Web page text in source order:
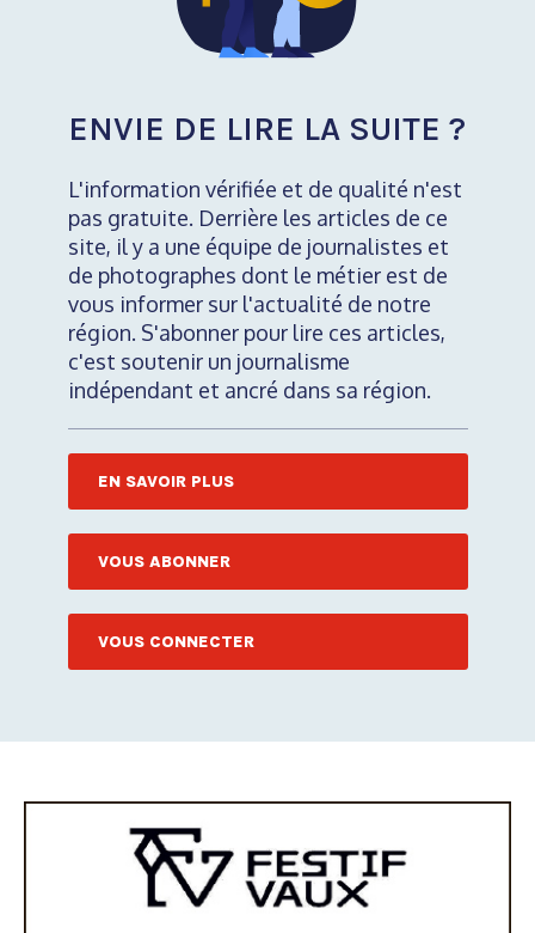
ENVIE DE LIRE LA SUITE ?
L'information vérifiée et de qualité n'est
pas gratuite. Derrière les articles de ce
site, il y a une équipe de journalistes et
de photographes dont le métier est de
vous informer sur l'actualité de notre
région. S'abonner pour lire ces articles,
c'est soutenir un journalisme
indépendant et ancré dans sa région.
EN SAVOIR PLUS
VOUS ABONNER
VOUS CONNECTER